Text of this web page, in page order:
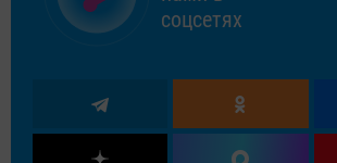
соцсетях